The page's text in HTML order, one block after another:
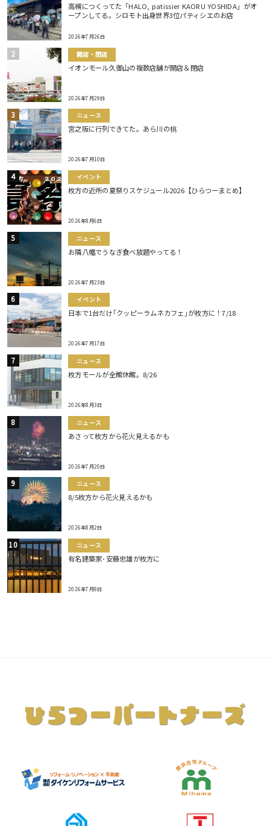
高槻につくってた「HALO, patissier KAORU YOSHIDA」がオ
ープンしてる。シロモト出身世界3位パティシエのお店
2026年7月26日
開店・閉店
イオンモール久御山の複数店舗が開店＆閉店
2026年7月29日
ニュース
宮之阪に行列できてた。あら川の桃
2026年7月10日
イベント
枚方の近所の夏祭りスケジュール2026【ひらつーまとめ】
2026年8月6日
ニュース
お隣八幡でうなぎ食べ放題やってる！
2026年7月23日
イベント
日本で1台だけ｢クッピーラムネカフェ｣が枚方に！7/18
2026年7月17日
ニュース
枚方モールが全館休館。8/26
2026年8月3日
ニュース
あさって枚方から花火見えるかも
2026年7月20日
ニュース
8/5枚方から花火見えるかも
2026年8月2日
ニュース
有名建築家･安藤忠雄が枚方に
2026年7月8日